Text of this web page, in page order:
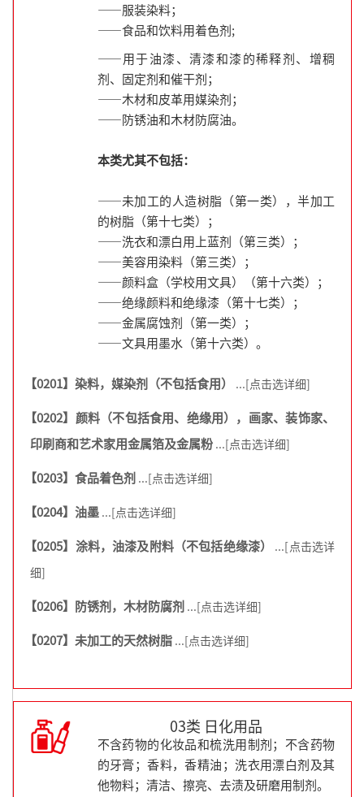
——服装染料；
——食品和饮料用着色剂;
——用于油漆、清漆和漆的稀释剂、增稠
剂、固定剂和催干剂；
——木材和皮革用媒染剂；
——防锈油和木材防腐油。
本类尤其不包括：
——未加工的人造树脂（第一类），半加工
的树脂（第十七类）；
——洗衣和漂白用上蓝剂（第三类）；
——美容用染料（第三类）；
——颜料盒（学校用文具）（第十六类）；
——绝缘颜料和绝缘漆（第十七类）；
——金属腐蚀剂（第一类）；
——文具用墨水（第十六类）。
【0201】染料，媒染剂（不包括食用） ...[点击选详细]
【0202】颜料（不包括食用、绝缘用），画家、装饰家、
印刷商和艺术家用金属箔及金属粉 ...[点击选详细]
【0203】食品着色剂 ...[点击选详细]
【0204】油墨 ...[点击选详细]
【0205】涂料，油漆及附料（不包括绝缘漆） ...[点击选详
细]
【0206】防锈剂，木材防腐剂 ...[点击选详细]
【0207】未加工的天然树脂 ...[点击选详细]
03类 日化用品
不含药物的化妆品和梳洗用制剂；不含药物
的牙膏；香料，香精油；洗衣用漂白剂及其
他物料；清洁、擦亮、去渍及研磨用制剂。